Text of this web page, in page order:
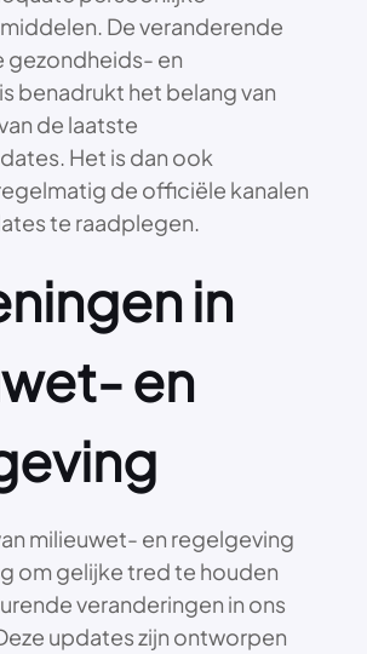
De veranderende
gezondheids- en
benadrukt het belang van
de laatste
Het is dan ook
de officiële kanalen
te raadplegen.
in
en
milieuwet- en regelgeving
om gelijke tred te houden
veranderingen in ons
updates zijn ontworpen